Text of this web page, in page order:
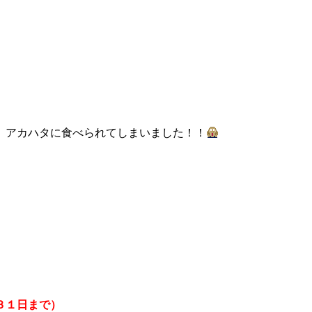
カハタに食べられてしまいました！！
日まで）